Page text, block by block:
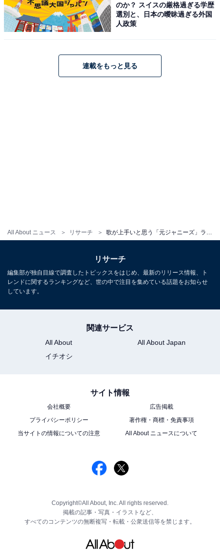
All About ニュース リサーチ 歌が上手いと思う「元ジャニーズ」ランキング！ 2位「渋谷すばる」、1位は？
のか？ スイスの厳格過ぎる学歴
選別と、日本の曖昧過ぎる外国
人政策
連載をもっと見る
リサーチ
編集部が独自目線で調査したトピックスをはじめ、最新のリリース情報、ト
レンドに関するランキングなど、世の中で注目を集めている話題をお知らせ
しています。
関連サービス
All About
All About Japan
イチオシ
サイト情報
会社概要
広告掲載
プライバシーポリシー
著作権・商標・免責事項
当サイトの情報についての注意
All About ニュースについて
Copyright©All About, Inc. All rights reserved.
掲載の記事・写真・イラストなど、
すべてのコンテンツの無断複写・転載・公衆送信等を禁じます。